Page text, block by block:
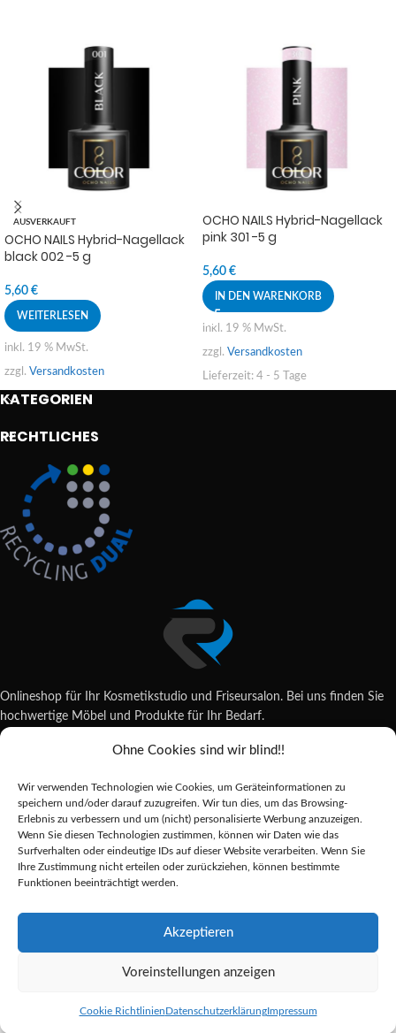
Ohne Cookies sind wir blind!!
Wir verwenden Technologien wie Cookies, um Geräteinformationen zu
speichern und/oder darauf zuzugreifen. Wir tun dies, um das Browsing-
Erlebnis zu verbessern und um (nicht) personalisierte Werbung anzuzeigen.
Wenn Sie diesen Technologien zustimmen, können wir Daten wie das
Surfverhalten oder eindeutige IDs auf dieser Website verarbeiten. Wenn Sie
Ihre Zustimmung nicht erteilen oder zurückziehen, können bestimmte
Funktionen beeinträchtigt werden.
Akzeptieren
Voreinstellungen anzeigen
Cookie RichtlinienDatenschutzerklärungImpressum
AUSVERKAUFT
OCHO NAILS Hybrid-Nagellack
black 002 -5 g
5,60 €
WEITERLESEN
inkl. 19 % MwSt.
zzgl. Versandkosten
OCHO NAILS Hybrid-Nagellack
pink 301 -5 g
5,60 €
IN DEN WARENKORB
inkl. 19 % MwSt.
zzgl. Versandkosten
Lieferzeit: 4 - 5 Tage
KATEGORIEN
RECHTLICHES
Onlineshop für Ihr Kosmetikstudio und Friseursalon. Bei uns finden Sie
hochwertige Möbel und Produkte für Ihr Bedarf.
Wildsachsener Str. 6, 65207 Wiesbaden
shop@reda-shop.de
REDA SHOP - Hochwertige Studio Ausstattung
2025.
Nagellack5,60 € Vorrätig
Alle Preise inkl. der gesetzlichen MwSt.
Die durchgestrichenen Preise entsprechen dem bisherigen Preis in diesem
Online-Shop.